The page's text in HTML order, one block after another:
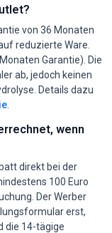
von 36 Monaten
reduzierte Ware.
Garantie). Die
ab, jedoch keinen
Details dazu
wenn
direkt bei der
100 Euro
Der Werber
erst,
die 14-tägige